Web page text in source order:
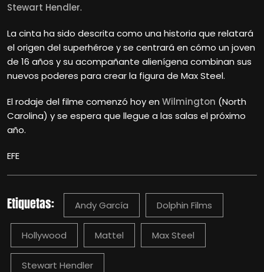
Stewart Hendler.
La cinta ha sido descrita como una historia que relatará
el origen del superhéroe y se centrará en cómo un joven
de 16 años y su acompañante alienígena combinan sus
nuevos poderes para crear la figura de Max Steel.
El rodaje del filme comenzó hoy en Wilmington (North
Carolina) y se espera que llegue a las salas el próximo
año.
EFE
Etiquetas: Andy García Dolphin Films
Hollywood Mattel Max Steel
Stewart Hendler